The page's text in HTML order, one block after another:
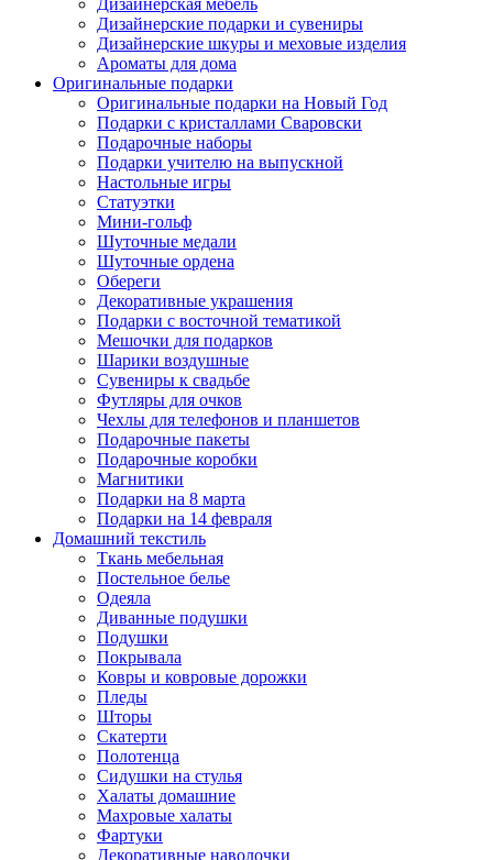
Дизайнерская мебель
Дизайнерские подарки и сувениры
Дизайнерские шкуры и меховые изделия
Ароматы для дома
Оригинальные подарки
Оригинальные подарки на Новый Год
Подарки с кристаллами Сваровски
Подарочные наборы
Подарки учителю на выпускной
Настольные игры
Статуэтки
Мини-гольф
Шуточные медали
Шуточные ордена
Обереги
Декоративные украшения
Подарки с восточной тематикой
Мешочки для подарков
Шарики воздушные
Сувениры к свадьбе
Футляры для очков
Чехлы для телефонов и планшетов
Подарочные пакеты
Подарочные коробки
Магнитики
Подарки на 8 марта
Подарки на 14 февраля
Домашний текстиль
Ткань мебельная
Постельное белье
Одеяла
Диванные подушки
Подушки
Покрывала
Ковры и ковровые дорожки
Пледы
Шторы
Скатерти
Полотенца
Сидушки на стулья
Халаты домашние
Махровые халаты
Фартуки
Декоративные наволочки